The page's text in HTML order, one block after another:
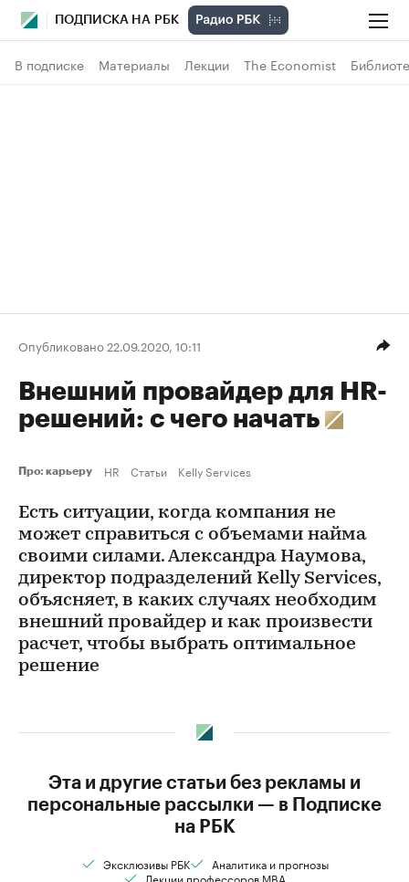
ПОДПИСКА НА РБК
В подписке Материалы Лекции The Economist
Опубликовано 22.09.2020, 10:11
Внешний провайдер для HR-
решений: с чего начать
Про: карьеру HR Статьи Kelly Services
Есть ситуации, когда компания не
может справиться с объемами найма
своими силами. Александра Наумова,
директор подразделений Kelly Services,
объясняет, в каких случаях необходим
внешний провайдер и как произвести
расчет, чтобы выбрать оптимальное
решение
Эта и другие статьи без рекламы и
персональные рассылки — в Подписке
на РБК
Эксклюзивы РБК
Аналитика и прогнозы
Лекции профессоров MBA